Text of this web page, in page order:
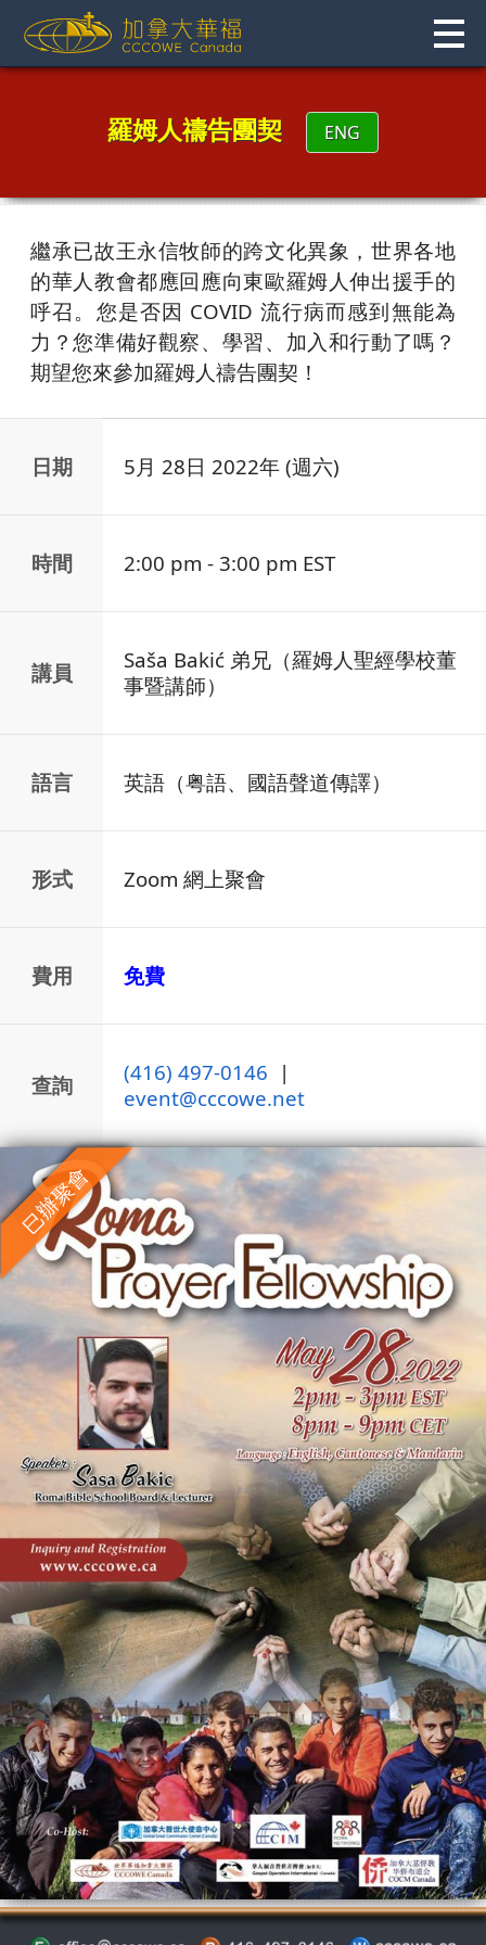
content
羅姆人禱告團契 ENG
繼承已故王永信牧師的跨文化異象，世界各地
的華人教會都應回應向東歐羅姆人伸出援手的
呼召。您是否因 COVID 流行病而感到無能為
力？您準備好觀察、學習、加入和行動了嗎？
期望您來參加羅姆人禱告團契！
日期 5月 28日 2022年 (週六)
時間 2:00 pm - 3:00 pm EST
講員
Saša Bakić 弟兄（羅姆人聖經學校董
事暨講師）
語言 英語（粤語、國語聲道傳譯）
形式 Zoom 網上聚會
費用 免費
查詢 (416) 497-0146 |
event@cccowe.net